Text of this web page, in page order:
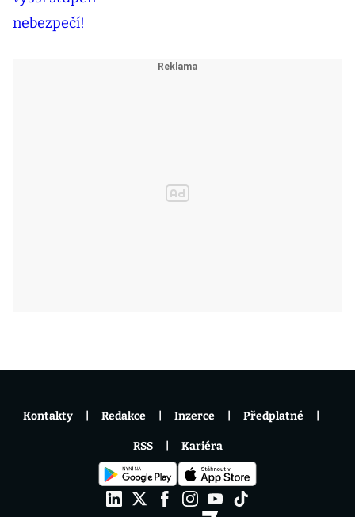
Kontakty Redakce Inzerce Předplatné
RSS Kariéra